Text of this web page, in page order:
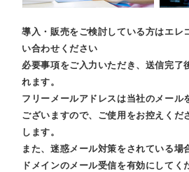
導入・販売をご検討している方はエレ
い合わせください
必要事項をご入力いただき、送信完了
れます。
フリーメールアドレスは当社のメール
ございますので、ご使用をお控えくだ
します。
また、迷惑メール対策をされている場
ドメインのメール受信を有効にしてく